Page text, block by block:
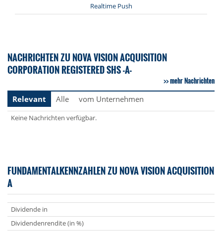
Realtime Push
NACHRICHTEN ZU NOVA VISION ACQUISITION
CORPORATION REGISTERED SHS -A-
mehr Nachrichten
Relevant
Alle vom Unternehmen
Keine Nachrichten verfügbar.
FUNDAMENTALKENNZAHLEN ZU NOVA VISION ACQUISITION
A
Dividende in
Dividendenrendite (in %)